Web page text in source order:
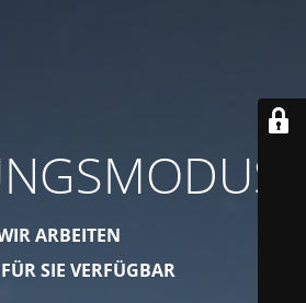
ARBEITEN
SIE VERFÜGBAR